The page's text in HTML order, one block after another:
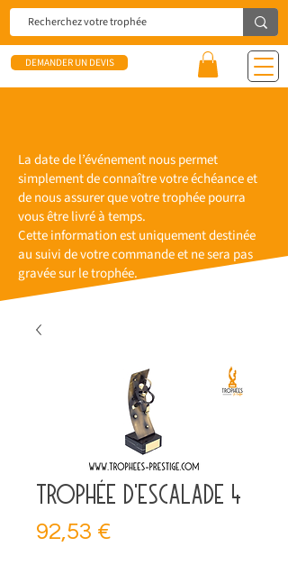
DEMANDER UN DEVIS
La date de l’événement nous permet
simplement de connaître votre échéance et
de nous assurer que votre trophée pourra
vous être livré à temps.
Cette information est uniquement destinée
au suivi de votre commande et ne sera pas
gravée sur le trophée.
Trophée d'escalade 4
92,53 €